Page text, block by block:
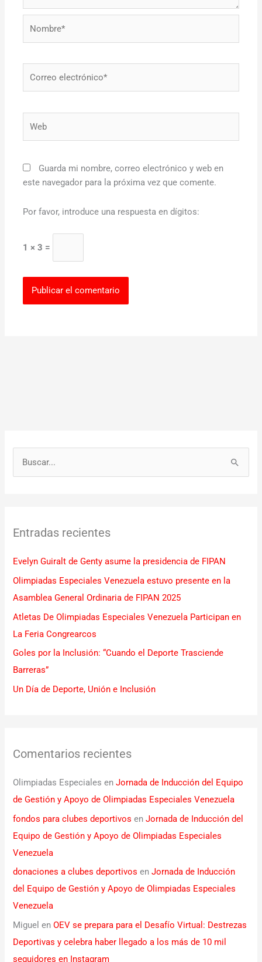
Guarda mi nombre, correo electrónico y web en
este navegador para la próxima vez que comente.
Por favor, introduce una respuesta en dígitos:
1 × 3 =
a
p
o
r
:
Entradas recientes
Evelyn Guiralt de Genty asume la presidencia de FIPAN
Olimpiadas Especiales Venezuela estuvo presente en la
Asamblea General Ordinaria de FIPAN 2025
Atletas De Olimpiadas Especiales Venezuela Participan en
La Feria Congrearcos
Goles por la Inclusión: “Cuando el Deporte Trasciende
Barreras”
Un Día de Deporte, Unión e Inclusión
Comentarios recientes
Olimpiadas Especiales enJornada de Inducción del Equipo
de Gestión y Apoyo de Olimpiadas Especiales Venezuela
fondos para clubes deportivos enJornada de Inducción del
Equipo de Gestión y Apoyo de Olimpiadas Especiales
Venezuela
donaciones a clubes deportivos enJornada de Inducción
del Equipo de Gestión y Apoyo de Olimpiadas Especiales
Venezuela
Miguel enOEV se prepara para el Desafío Virtual: Destrezas
Deportivas y celebra haber llegado a los más de 10 mil
seguidores en Instagram